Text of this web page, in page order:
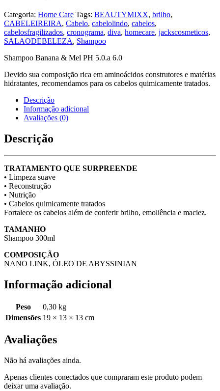
Categoria: Home Care Tags: BEAUTYMIXX, brilho,
CABELEIREIRA, Cabelo, cabelolindo, cabelos,
cabelosfragilizados, cronograma, diva, homecare, jackscosmeticos,
SALAODEBELEZA, Shampoo
Shampoo Banana & Mel PH 5.0.a 6.0
Devido sua composição rica em aminoácidos construtores e matérias
hidratantes, recomendamos para os cabelos quimicamente tratados.
Descrição
Informação adicional
Avaliações (0)
Descrição
TRATAMENTO QUE SURPREENDE
• Limpeza suave
• Reconstrução
• Nutrição
• Cabelos quimicamente tratados
Fortalece os cabelos além de conferir brilho, emoliência e maciez.
TAMANHO
Shampoo 300ml
COMPOSIÇÃO
NANO LINK, ÓLEO DE ABYSSINIAN
Informação adicional
Peso
0,30 kg
Dimensões 19 × 13 × 13 cm
Avaliações
Não há avaliações ainda.
Apenas clientes conectados que compraram este produto podem
deixar uma avaliação.